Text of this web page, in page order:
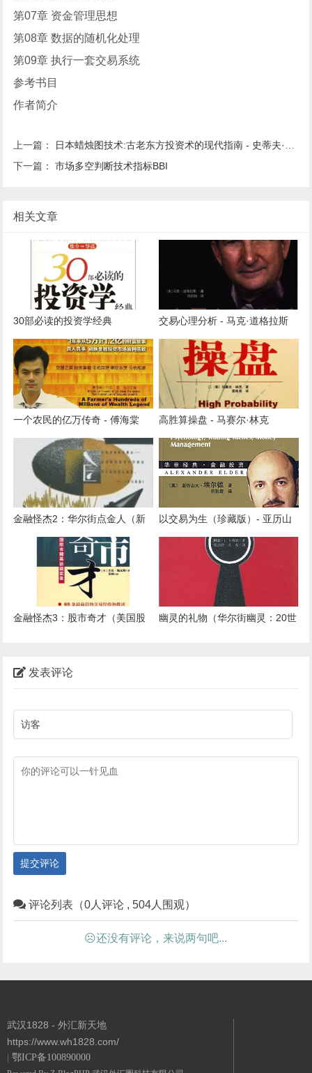
第07章 资金管理思想
第08章 数据的随机化处理
第09章 执行一套交易系统
参考书目
作者简介
上一篇： 日本蜡烛图技术:古老东方投资术的现代指南 - 史蒂夫·尼森
下一篇：市场多空判断技术指标BBI
相关文章
30部必读的投资学经典 交易心理分析 - 马克·道格拉斯
一个农民的亿万传奇 - 傅海棠 高胜算操盘 - 马赛尔·林克
金融怪杰2：华尔街点金人（新
金融怪杰：华尔街精英访谈录）
- 杰克·施瓦格
以交易为生（珍藏版）- 亚历山
金融怪杰3：股市奇才（美国股
幽灵的礼物（华尔街幽灵：20世
发表评论
提交评论
评论列表（0人评论 , 504人围观）
☹还没有评论，来说两句吧...
武汉1828 - 外汇新天地
https://www.wh1828.com/
鄂ICP备100890000